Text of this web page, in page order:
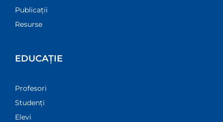
Publicații
Resurse
EDUCAȚIE
Profesori
Studenți
Elevi